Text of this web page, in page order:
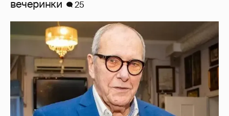
Эммануил Виторган показал фото
младшей дочери в честь её дня рождения
27